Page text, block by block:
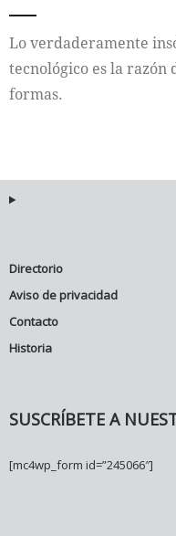
Lo verdaderamente
tecnológico es la razón
formas.
Directorio
Aviso de privacidad
Contacto
Historia
SUSCRÍBETE A
[mc4wp_form id=”245066″]